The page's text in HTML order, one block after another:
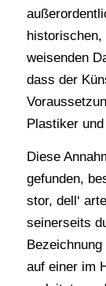
historischen,
weisenden
dass der
Plastiker
Diese
gefunden,
stor, dell‘
seinerseits
auf einer im